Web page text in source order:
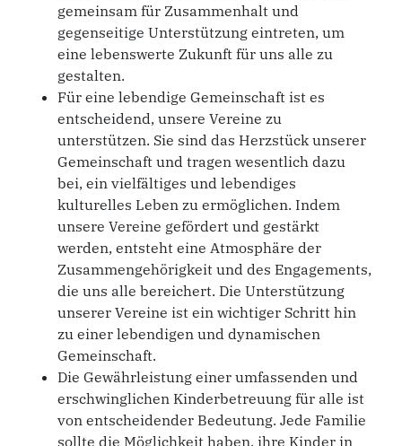
gemeinsam für Zusammenhalt und
gegenseitige Unterstützung eintreten, um
eine lebenswerte Zukunft für uns alle zu
gestalten.
Für eine lebendige Gemeinschaft ist es
entscheidend, unsere Vereine zu
unterstützen. Sie sind das Herzstück unserer
Gemeinschaft und tragen wesentlich dazu
bei, ein vielfältiges und lebendiges
kulturelles Leben zu ermöglichen. Indem
unsere Vereine gefördert und gestärkt
werden, entsteht eine Atmosphäre der
Zusammengehörigkeit und des Engagements,
die uns alle bereichert. Die Unterstützung
unserer Vereine ist ein wichtiger Schritt hin
zu einer lebendigen und dynamischen
Gemeinschaft.
Die Gewährleistung einer umfassenden und
erschwinglichen Kinderbetreuung für alle ist
von entscheidender Bedeutung. Jede Familie
sollte die Möglichkeit haben, ihre Kinder in